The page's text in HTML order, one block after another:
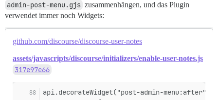
admin-post-menu.gjs zusammenhängen, und das Plugin
verwendet immer noch Widgets:
github.com/discourse/discourse-user-notes
assets/javascripts/discourse/initializers/enable-user-notes.js
317e97e66
api.decorateWidget("post-admin-menu:after",